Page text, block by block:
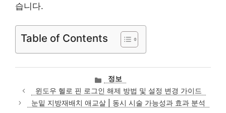
습니다.
Table of Contents
카
테
고
리
정보
윈도우 헬로 핀 로그인 해제 방법 및 설정 변경 가이드
눈밑 지방재배치 애교살 | 동시 시술 가능성과 효과 분석